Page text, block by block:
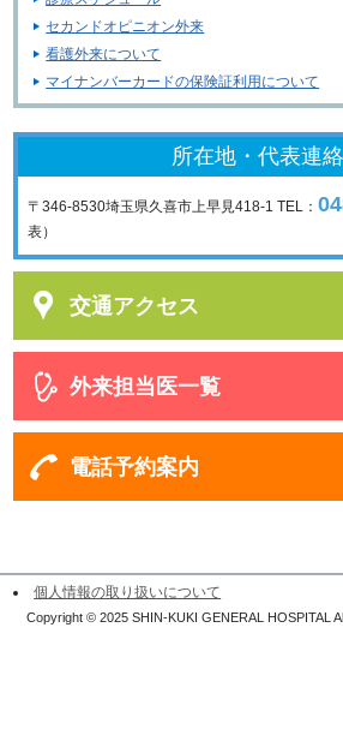
セカンドオピニオン外来
看護外来について
マイナンバーカードの保険証利用について
交通アクセス
外来担当医一覧
電話予約案内
所在地・代表連
〒346-8530埼玉県久喜市上早見418-1 TEL：
表）
個人情報の取り扱いについて
Copyright © 2025 SHIN-KUKI GENERAL HOSPITAL